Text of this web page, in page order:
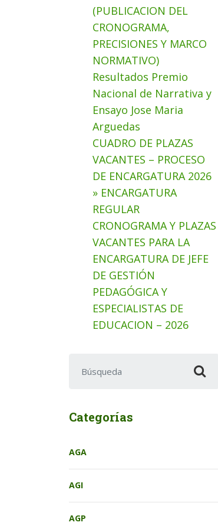
(PUBLICACION DEL
CRONOGRAMA,
PRECISIONES Y MARCO
NORMATIVO)
Resultados Premio
Nacional de Narrativa y
Ensayo Jose Maria
Arguedas
CUADRO DE PLAZAS
VACANTES – PROCESO
DE ENCARGATURA 2026
» ENCARGATURA
REGULAR
CRONOGRAMA Y PLAZAS
VACANTES PARA LA
ENCARGATURA DE JEFE
DE GESTIÓN
PEDAGÓGICA Y
ESPECIALISTAS DE
EDUCACION – 2026
Categorías
AGA
AGI
AGP